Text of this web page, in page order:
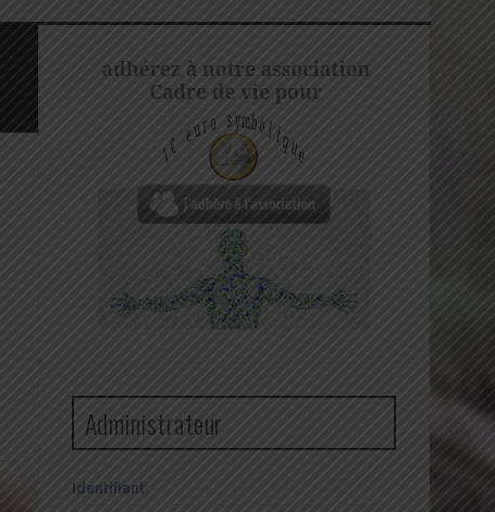
Administrateur
Identifiant: